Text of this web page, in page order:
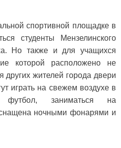
спортивной площадке в
студенты Мензелинского
Но также и для учащихся
которой расположено не
других жителей города двери
играть на свежем воздухе в
футбол, заниматься на
ночными фонарями и